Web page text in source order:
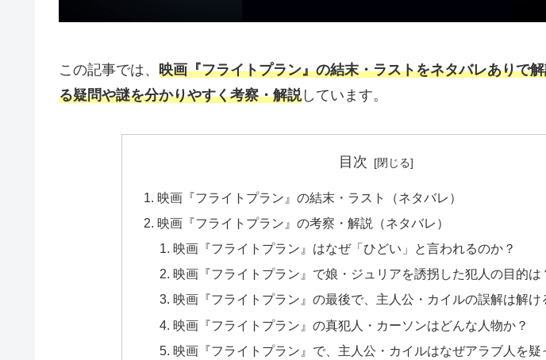
この記事では、 映画『フライトプラン』の結末・ラストをネタバレありで
る疑問や謎を分かりやすく考察・解説しています。
目次
映画『フライトプラン』の結末・ラスト（ネタバレ）
映画『フライトプラン』の考察・解説（ネタバレ）
映画『フライトプラン』はなぜ「ひどい」と言われるのか？
映画『フライトプラン』で娘・ジュリアを誘拐した犯人の目的は
映画『フライトプラン』の最後で、主人公・カイルの誤解は解け
映画『フライトプラン』の真犯人・カーソンはどんな人物か？
映画『フライトプラン』で、主人公・カイルはなぜアラブ人を疑